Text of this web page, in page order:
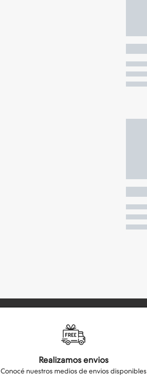
Realizamos envios
Conocé nuestros medios de envios disponibles